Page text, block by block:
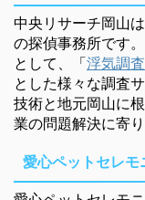
中央リサーチ岡山
の探偵事務所です
として、「浮気調
とした様々な調査
技術と地元岡山に
業の問題解決に寄り
愛心ペットセレモ